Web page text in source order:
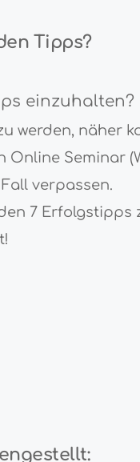
Tipps?
einzuhalten?
werden, näher
Online Seminar
verpassen.
7 Erfolgstipps